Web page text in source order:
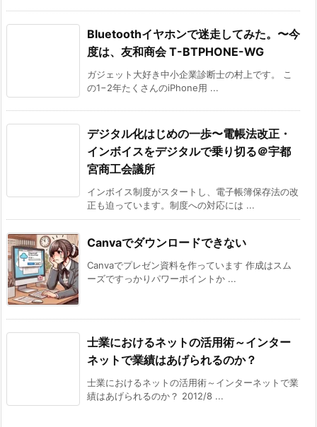
Bluetoothイヤホンで迷走してみた。〜今
度は、友和商会 T-BTPHONE-WG
ガジェット大好き中小企業診断士の村上です。 こ
の1−2年たくさんのiPhone用 ...
デジタル化はじめの一歩〜電帳法改正・
インボイスをデジタルで乗り切る＠宇都
宮商工会議所
インボイス制度がスタートし、電子帳簿保存法の改
正も迫っています。制度への対応には ...
Canvaでダウンロードできない
Canvaでプレゼン資料を作っています 作成はスム
ーズですっかりパワーポイントか ...
士業におけるネットの活用術～インター
ネットで業績はあげられるのか？
士業におけるネットの活用術～インターネットで業
績はあげられるのか？ 2012/8 ...